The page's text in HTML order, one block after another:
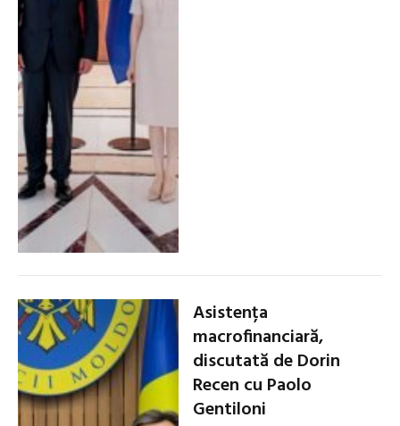
Asistența
macrofinanciară,
discutată de Dorin
Recen cu Paolo
Gentiloni